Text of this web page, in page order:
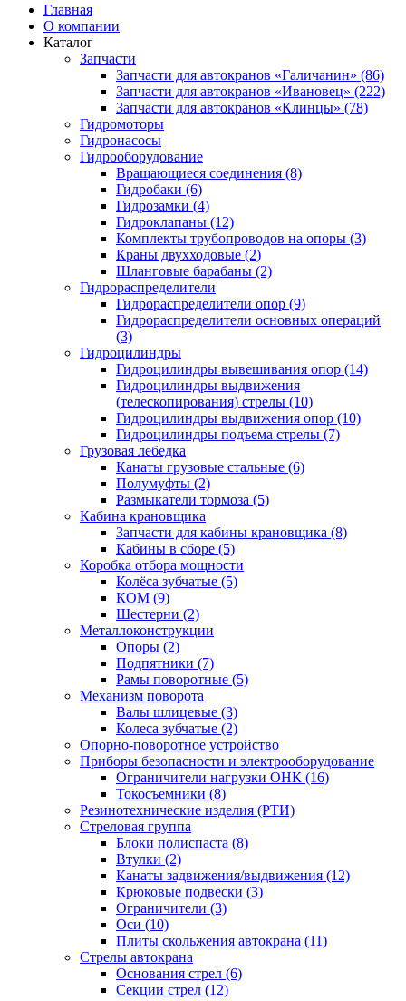
Главная
О компании
Каталог
Запчасти
Запчасти для автокранов «Галичанин» (86)
Запчасти для автокранов «Ивановец» (222)
Запчасти для автокранов «Клинцы» (78)
Гидромоторы
Гидронасосы
Гидрооборудование
Вращающиеся соединения (8)
Гидробаки (6)
Гидрозамки (4)
Гидроклапаны (12)
Комплекты трубопроводов на опоры (3)
Краны двухходовые (2)
Шланговые барабаны (2)
Гидрораспределители
Гидрораспределители опор (9)
Гидрораспределители основных операций
(3)
Гидроцилиндры
Гидроцилиндры вывешивания опор (14)
Гидроцилиндры выдвижения
(телескопирования) стрелы (10)
Гидроцилиндры выдвижения опор (10)
Гидроцилиндры подъема стрелы (7)
Грузовая лебедка
Канаты грузовые стальные (6)
Полумуфты (2)
Размыкатели тормоза (5)
Кабина крановщика
Запчасти для кабины крановщика (8)
Кабины в сборе (5)
Коробка отбора мощности
Колёса зубчатые (5)
КОМ (9)
Шестерни (2)
Металлоконструкции
Опоры (2)
Подпятники (7)
Рамы поворотные (5)
Механизм поворота
Валы шлицевые (3)
Колеса зубчатые (2)
Опорно-поворотное устройство
Приборы безопасности и электрооборудование
Ограничители нагрузки ОНК (16)
Токосъемники (8)
Резинотехнические изделия (РТИ)
Стреловая группа
Блоки полиспаста (8)
Втулки (2)
Канаты задвижения/выдвижения (12)
Крюковые подвески (3)
Ограничители (3)
Оси (10)
Плиты скольжения автокрана (11)
Стрелы автокрана
Основания стрел (6)
Секции стрел (12)